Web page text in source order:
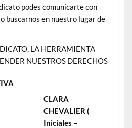
podes comunicarte con
buscarnos en nuestro lugar de
LA HERRAMIENTA
NUESTROS DERECHOS
CLARA
CHEVALIER (
Iniciales –